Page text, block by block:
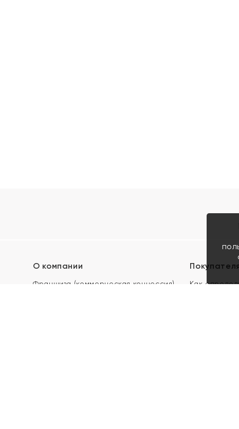
О компании
Франшиза (коммерческая концессия)
Как